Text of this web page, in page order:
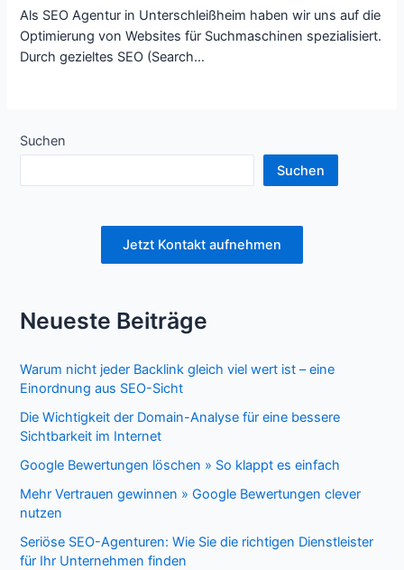
Als SEO Agentur in Unterschleißheim haben wir uns auf die
Optimierung von Websites für Suchmaschinen spezialisiert.
Durch gezieltes SEO (Search…
Suchen
Suchen
Jetzt Kontakt aufnehmen
Neueste Beiträge
Warum nicht jeder Backlink gleich viel wert ist – eine
Einordnung aus SEO-Sicht
Die Wichtigkeit der Domain-Analyse für eine bessere
Sichtbarkeit im Internet
Google Bewertungen löschen » So klappt es einfach
Mehr Vertrauen gewinnen » Google Bewertungen clever
nutzen
Seriöse SEO-Agenturen: Wie Sie die richtigen Dienstleister
für Ihr Unternehmen finden